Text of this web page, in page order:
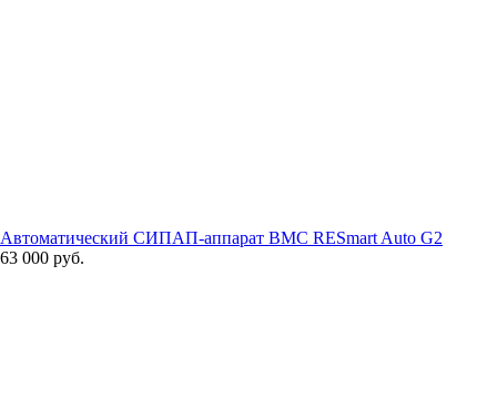
Автоматический СИПАП-аппарат BMC RESmart Auto G2
63 000 руб.